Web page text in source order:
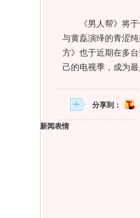
《男人帮》将于
与黄磊演绎的青涩
方》也于近期在多
己的电视季，成为
分享到：
新闻表情